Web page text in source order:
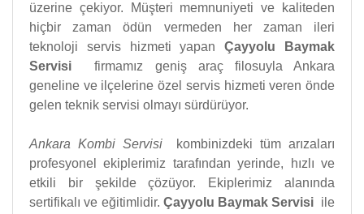
üzerine çekiyor. Müşteri memnuniyeti ve kaliteden
hiçbir zaman ödün vermeden her zaman ileri
teknoloji servis hizmeti yapanÇayyolu Baymak
Servisifirmamız geniş araç filosuyla Ankara
geneline ve ilçelerine özel servis hizmeti veren önde
gelen teknik servisi olmayı sürdürüyor.
Ankara Kombi Servisi
kombinizdeki tüm arızaları
profesyonel ekiplerimiz tarafından yerinde, hızlı ve
etkili bir şekilde çözüyor. Ekiplerimiz alanında
sertifikalı ve eğitimlidir. Çayyolu Baymak Servisi ile